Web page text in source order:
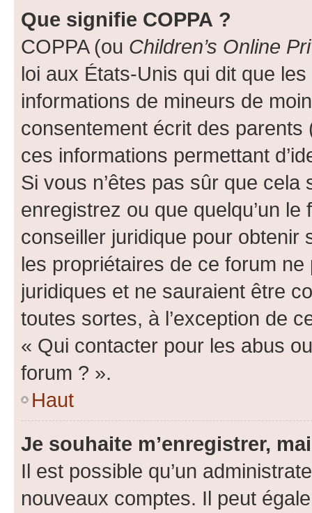
Que signifie COPPA ?
COPPA (ou Children’s Online
loi aux États-Unis qui dit que
informations de mineurs de
consentement écrit des parents
ces informations permettant
Si vous n’êtes pas sûr que
enregistrez ou que quelqu’un
conseiller juridique pour obtenir
les propriétaires de ce forum
juridiques et ne sauraient être
toutes sortes, à l’exception de
« Qui contacter pour les abus
forum ? ».
Haut
Je souhaite m’enregistrer,
Il est possible qu’un
nouveaux comptes. Il peut